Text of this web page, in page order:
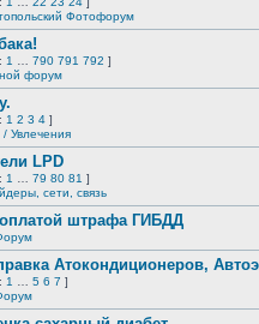
Фотофорум
1 790 791 792 ]
форум
1 2 3 4 ]
Увлечения
LPD
1 79 80 81 ]
сети, связь
штрафа ГИБДД
Атокондиционеров,
1 5 6 7 ]